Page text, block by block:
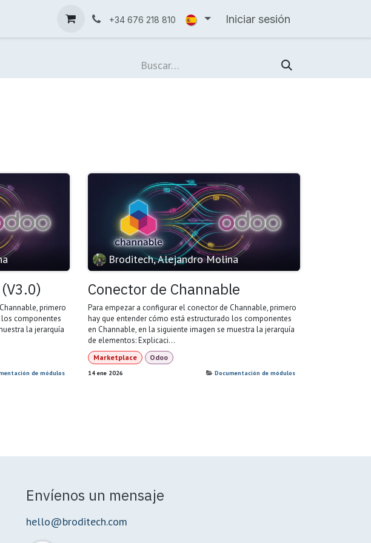
+34 676 218 810 Iniciar sesión
primero
componentes
la jerarquía
de módulos
Broditech, Alejandro Molina
Conector de Channable
Para empezar a configurar el conector de Channable, primero
hay que entender cómo está estructurado los componentes
en Channable, en la siguiente imagen se muestra la jerarquía
de elementos: Explicaci...
Marketplace Odoo
14 ene 2026 Documentación de módulos
Envíenos un mensaje
hello@broditech.com